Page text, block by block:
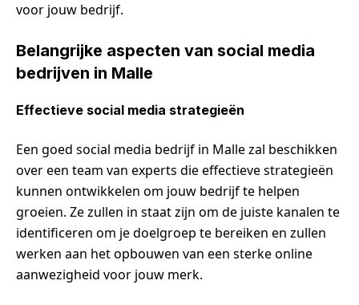
voor jouw bedrijf.
Belangrijke aspecten van social media
bedrijven in Malle
Effectieve social media strategieën
Een goed social media bedrijf in Malle zal beschikken
over een team van experts die effectieve strategieën
kunnen ontwikkelen om jouw bedrijf te helpen
groeien. Ze zullen in staat zijn om de juiste kanalen te
identificeren om je doelgroep te bereiken en zullen
werken aan het opbouwen van een sterke online
aanwezigheid voor jouw merk.